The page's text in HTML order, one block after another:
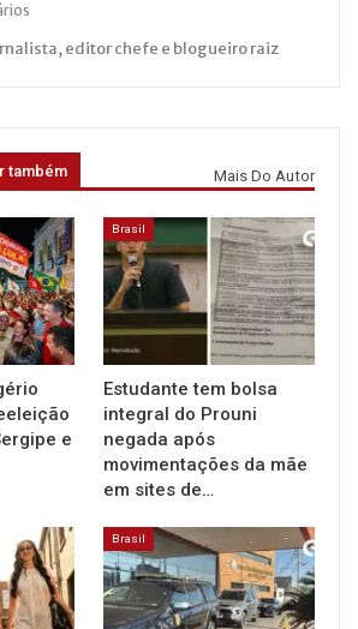
editor chefe e blogueiro raiz
também Mais Do Autor
e
Brasil
Estudante tem bolsa
integral do Prouni
negada após
movimentações da mãe
em sites de…
Brasil